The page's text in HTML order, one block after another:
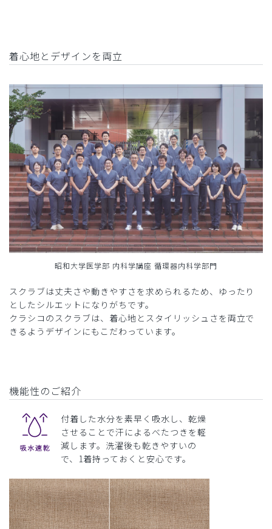
着心地とデザインを両立
昭和大学医学部 内科学講座 循環器内科学部門
スクラブは丈夫さや動きやすさを求められるため、ゆったり
としたシルエットになりがちです。
クラシコのスクラブは、着心地とスタイリッシュさを両立で
きるようデザインにもこだわっています。
機能性のご紹介
付着した水分を素早く吸水し、乾燥
させることで汗によるべたつきを軽
減します。洗濯後も乾きやすいの
で、1着持っておくと安心です。